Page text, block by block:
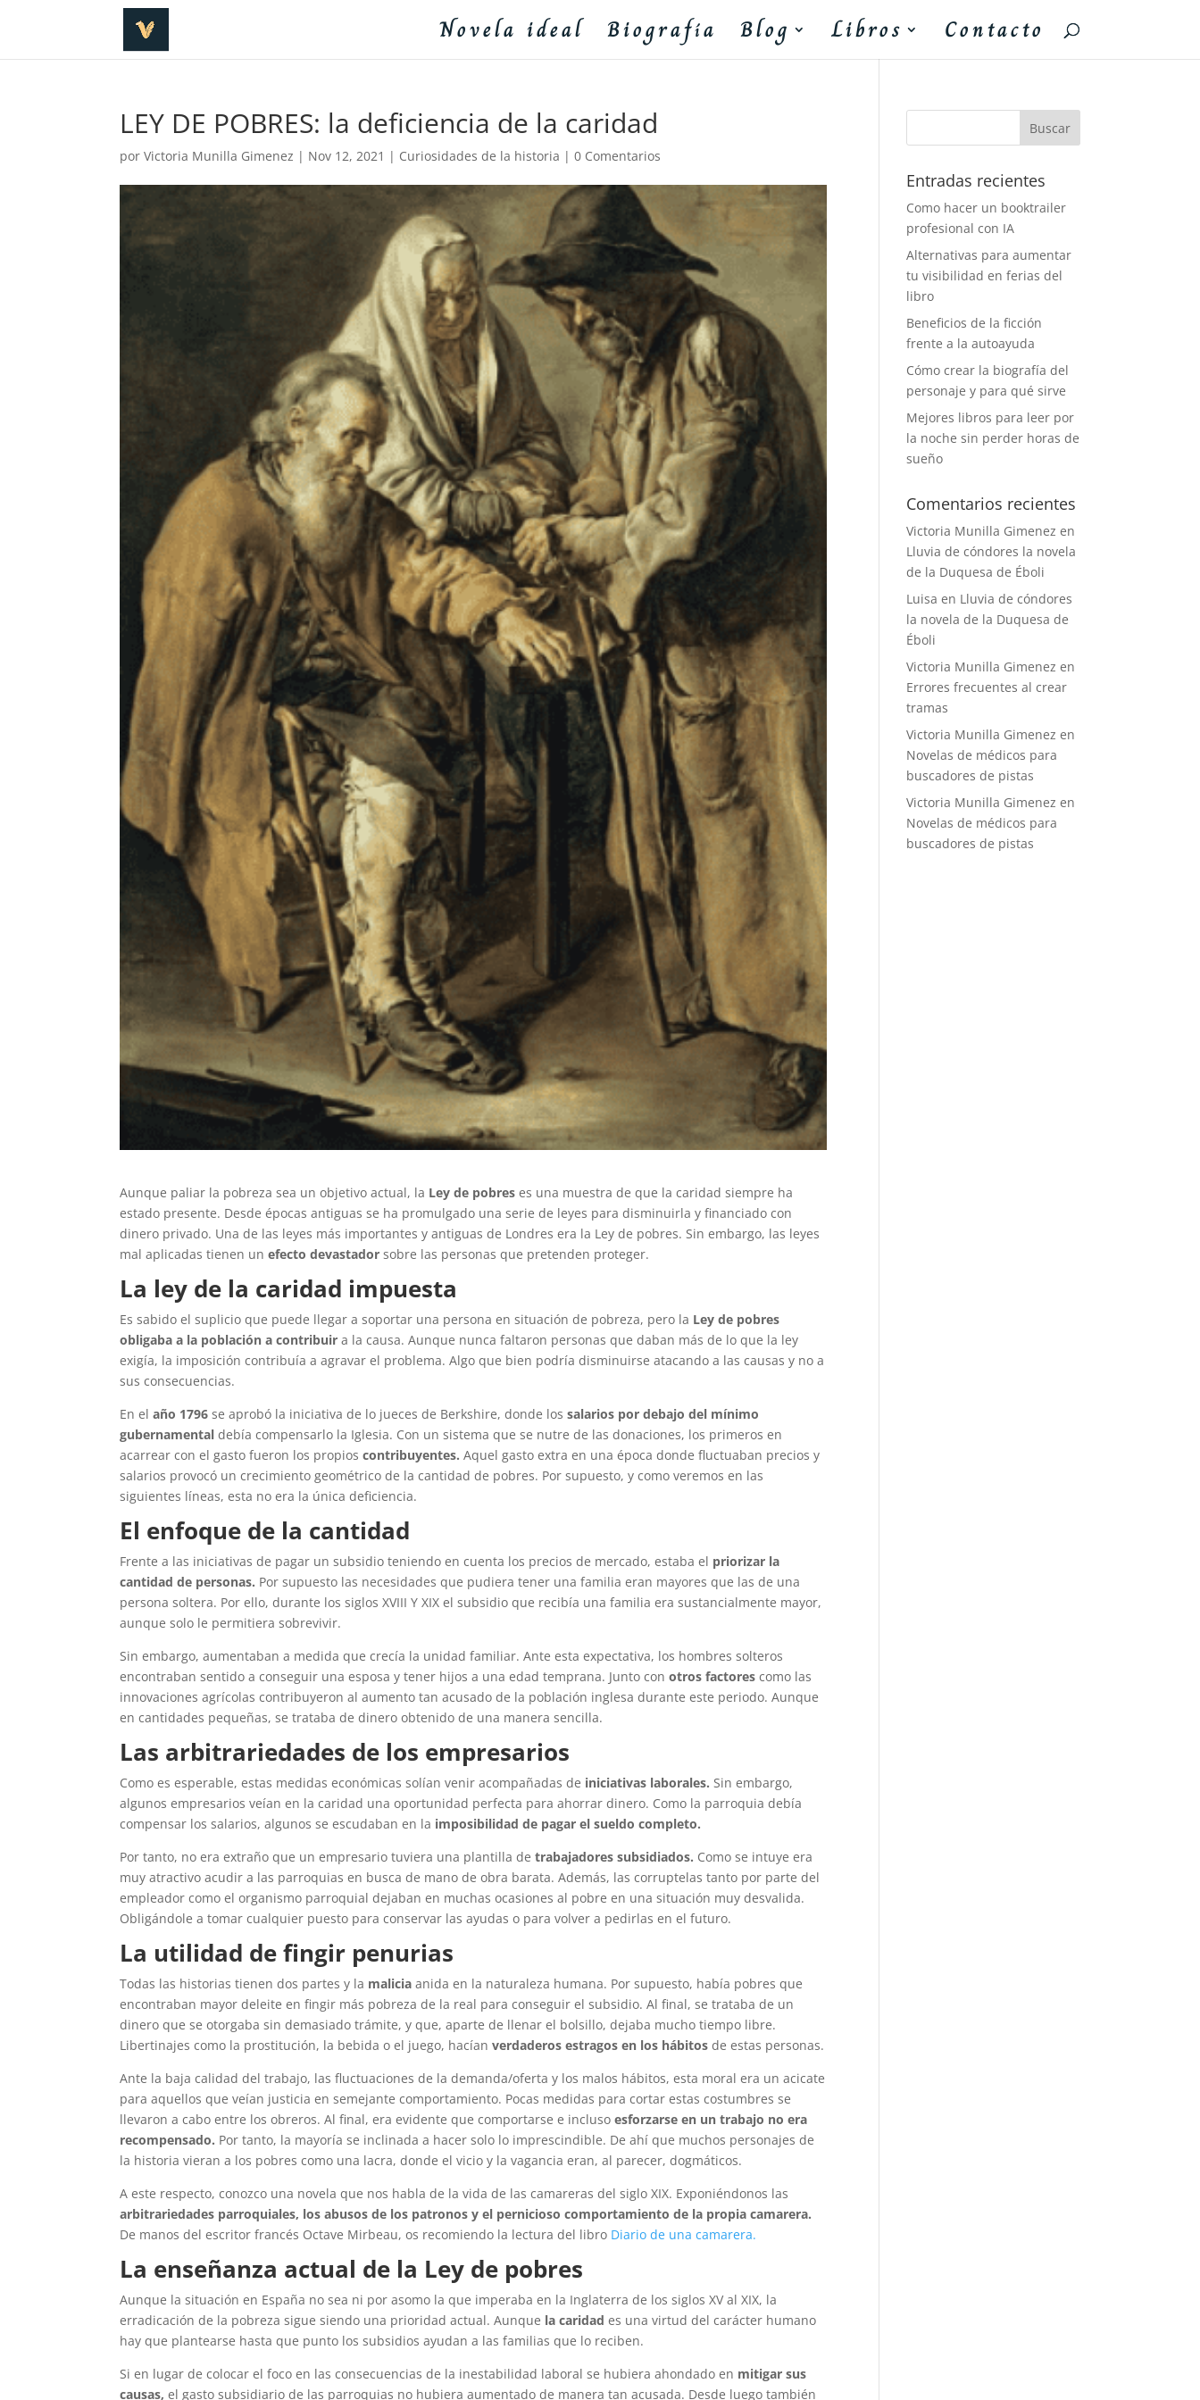
Novela ideal Biografía Blog Libros Contacto
LEY DE POBRES: la deficiencia de la caridad
porVictoria Munilla Gimenez | Nov 12, 2021 | Curiosidades de la historia |0 Comentarios
Aunque paliar la pobreza sea un objetivo actual, la Ley de pobres es una muestra de que la caridad siempre ha
estado presente. Desde épocas antiguas se ha promulgado una serie de leyes para disminuirla y financiado con
dinero privado. Una de las leyes más importantes y antiguas de Londres era la Ley de pobres. Sin embargo, las leyes
mal aplicadas tienen unefecto devastador sobre las personas que pretenden proteger.
La ley de la caridad impuesta
Es sabido el suplicio que puede llegar a soportar una persona en situación de pobreza, pero la Ley de pobres
obligaba a la población a contribuir a la causa. Aunque nunca faltaron personas que daban más de lo que la ley
exigía, la imposición contribuía a agravar el problema. Algo que bien podría disminuirse atacando a las causas y no a
sus consecuencias.
En elaño 1796 se aprobó la iniciativa de lo jueces de Berkshire, donde los salarios por debajo del mínimo
gubernamental debía compensarlo la Iglesia. Con un sistema que se nutre de las donaciones, los primeros en
acarrear con el gasto fueron los propioscontribuyentes. Aquel gasto extra en una época donde fluctuaban precios y
salarios provocó un crecimiento geométrico de la cantidad de pobres. Por supuesto, y como veremos en las
siguientes líneas, esta no era la única deficiencia.
El enfoque de la cantidad
Frente a las iniciativas de pagar un subsidio teniendo en cuenta los precios de mercado, estaba el priorizar la
cantidad de personas. Por supuesto las necesidades que pudiera tener una familia eran mayores que las de una
persona soltera. Por ello, durante los siglos XVIII Y XIX el subsidio que recibía una familia era sustancialmente mayor,
aunque solo le permitiera sobrevivir.
Sin embargo, aumentaban a medida que crecía la unidad familiar. Ante esta expectativa, los hombres solteros
encontraban sentido a conseguir una esposa y tener hijos a una edad temprana. Junto con otros factores como las
innovaciones agrícolas contribuyeron al aumento tan acusado de la población inglesa durante este periodo. Aunque
en cantidades pequeñas, se trataba de dinero obtenido de una manera sencilla.
Las arbitrariedades de los empresarios
Como es esperable, estas medidas económicas solían venir acompañadas de iniciativas laborales. Sin embargo,
algunos empresarios veían en la caridad una oportunidad perfecta para ahorrar dinero. Como la parroquia debía
compensar los salarios, algunos se escudaban en la imposibilidad de pagar el sueldo completo.
Por tanto, no era extraño que un empresario tuviera una plantilla de trabajadores subsidiados. Como se intuye era
muy atractivo acudir a las parroquias en busca de mano de obra barata. Además, las corruptelas tanto por parte del
empleador como el organismo parroquial dejaban en muchas ocasiones al pobre en una situación muy desvalida.
Obligándole a tomar cualquier puesto para conservar las ayudas o para volver a pedirlas en el futuro.
La utilidad de fingir penurias
Todas las historias tienen dos partes y la malicia anida en la naturaleza humana. Por supuesto, había pobres que
encontraban mayor deleite en fingir más pobreza de la real para conseguir el subsidio. Al final, se trataba de un
dinero que se otorgaba sin demasiado trámite, y que, aparte de llenar el bolsillo, dejaba mucho tiempo libre.
Libertinajes como la prostitución, la bebida o el juego, hacíanverdaderos estragos en los hábitos de estas personas.
Ante la baja calidad del trabajo, las fluctuaciones de la demanda/oferta y los malos hábitos, esta moral era un acicate
para aquellos que veían justicia en semejante comportamiento. Pocas medidas para cortar estas costumbres se
llevaron a cabo entre los obreros. Al final, era evidente que comportarse e inclusoesforzarse en un trabajo no era
recompensado. Por tanto, la mayoría se inclinada a hacer solo lo imprescindible. De ahí que muchos personajes de
la historia vieran a los pobres como una lacra, donde el vicio y la vagancia eran, al parecer, dogmáticos.
A este respecto, conozco una novela que nos habla de la vida de las camareras del siglo XIX. Exponiéndonos las
arbitrariedades parroquiales, los abusos de los patronos y el pernicioso comportamiento de la propia camarera.
De manos del escritor francés Octave Mirbeau, os recomiendo la lectura del libro Diario de una camarera.
La enseñanza actual de la Ley de pobres
Aunque la situación en España no sea ni por asomo la que imperaba en la Inglaterra de los siglos XV al XIX, la
erradicación de la pobreza sigue siendo una prioridad actual. Aunque la caridad es una virtud del carácter humano
hay que plantearse hasta que punto los subsidios ayudan a las familias que lo reciben.
Si en lugar de colocar el foco en las consecuencias de la inestabilidad laboral se hubiera ahondado en mitigar sus
causas, el gasto subsidiario de las parroquias no hubiera aumentado de manera tan acusada. Desde luego también
Entradas recientes
Como hacer un booktrailer
profesional con IA
Alternativas para aumentar
tu visibilidad en ferias del
libro
Beneficios de la ficción
frente a la autoayuda
Cómo crear la biografía del
personaje y para qué sirve
Mejores libros para leer por
la noche sin perder horas de
sueño
Comentarios recientes
Victoria Munilla Gimenez en
Lluvia de cóndores la novela
de la Duquesa de Éboli
Luisa en Lluvia de cóndores
la novela de la Duquesa de
Éboli
Victoria Munilla Gimenez en
Errores frecuentes al crear
tramas
Victoria Munilla Gimenez en
Novelas de médicos para
buscadores de pistas
Victoria Munilla Gimenez en
Novelas de médicos para
buscadores de pistas